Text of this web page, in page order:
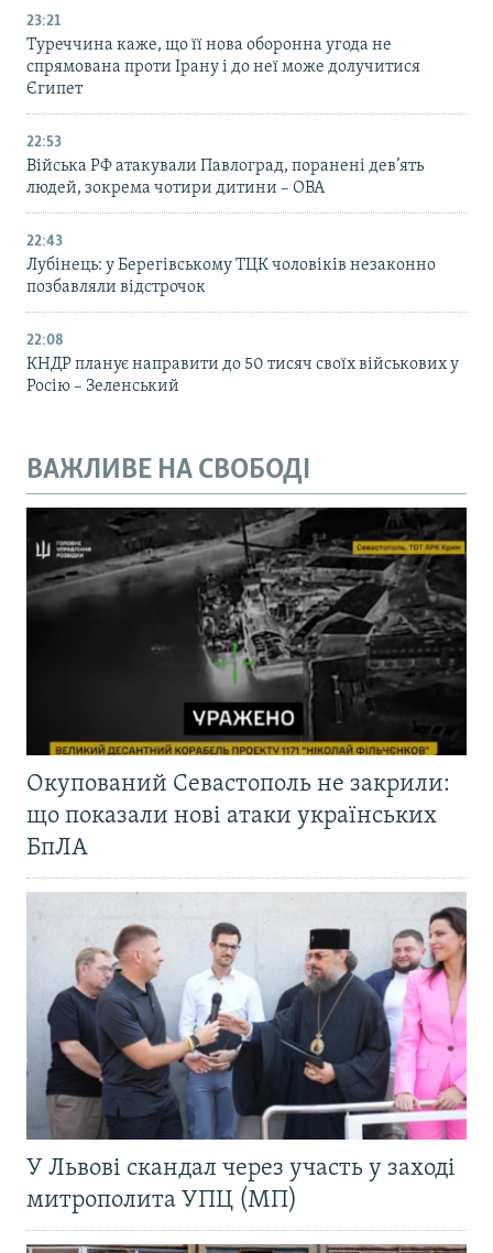
23:21
Туреччина каже, що її нова оборонна угода не
спрямована проти Ірану і до неї може долучитися
Єгипет
22:53
Війська РФ атакували Павлоград, поранені дев’ять
людей, зокрема чотири дитини – ОВА
22:43
Лубінець: у Берегівському ТЦК чоловіків незаконно
позбавляли відстрочок
22:08
КНДР планує направити до 50 тисяч своїх військових у
Росію – Зеленський
ВАЖЛИВЕ НА СВОБОДІ
Окупований Севастополь не закрили:
що показали нові атаки українських
БпЛА
У Львові скандал через участь у заході
митрополита УПЦ (МП)